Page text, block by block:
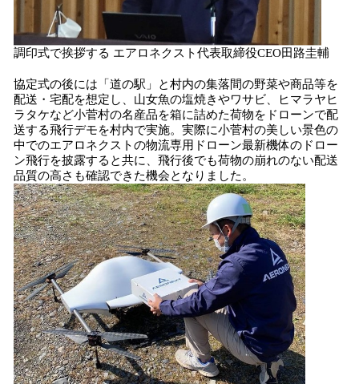
調印式で挨拶する エアロネクスト代表取締役CEO田路圭輔
協定式の後には「道の駅」と村内の集落間の野菜や商品等を
配送・宅配を想定し、山女魚の塩焼きやワサビ、ヒマラヤヒ
ラタケなど小菅村の名産品を箱に詰めた荷物をドローンで配
送する飛行デモを村内で実施。実際に小菅村の美しい景色の
中でのエアロネクストの物流専用ドローン最新機体のドロー
ン飛行を披露すると共に、飛行後でも荷物の崩れのない配送
品質の高さも確認できた機会となりました。